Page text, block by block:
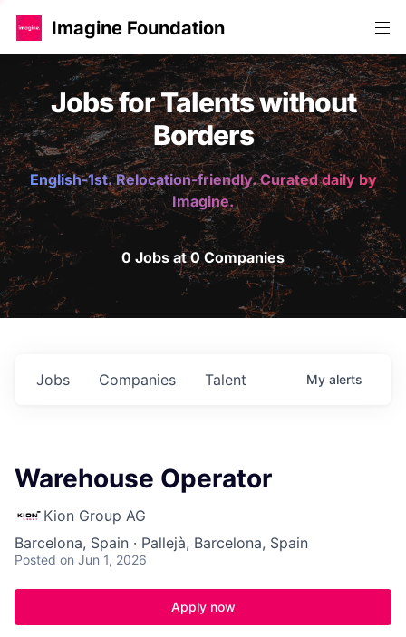
Imagine Foundation
Jobs for Talents without
Borders
English-1st. Relocation-friendly. Curated daily by
Imagine.
0 Jobs at 0 Companies
Jobs Companies Talent My alerts
Warehouse Operator
Kion Group AG
Barcelona, Spain · Pallejà, Barcelona, Spain
Posted on Jun 1, 2026
Apply now